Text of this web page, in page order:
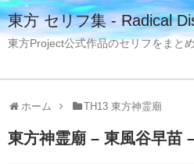
東方 セリフ集 - Radical
東方Project公式作品のセリフをまとめ
ホーム TH13 東方神霊廟
東方神霊廟 – 東風谷早苗